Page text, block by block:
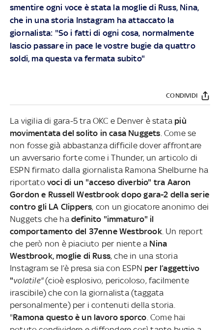
smentire ogni voce è stata la moglie di Russ, Nina,
che in una storia Instagram ha attaccato la
giornalista: "So i fatti di ogni cosa, normalmente
lascio passare in pace le vostre bugie da quattro
soldi, ma questa va fermata subito"
CONDIVIDI
La vigilia di gara-5 tra OKC e Denver è stata più
movimentata del solito in casa Nuggets . Come se
non fosse già abbastanza difficile dover affrontare
un avversario forte come i Thunder, un articolo di
ESPN firmato dalla giornalista Ramona Shelburne ha
riportato voci di un "acceso diverbio" tra Aaron
Gordon e Russell Westbrook dopo gara-2 della serie
contro gli LA Clippers, con un giocatore anonimo dei
Nuggets che ha definito "immaturo" il
comportamento del 37enne Westbrook. Un report
che però non è piaciuto per niente a Nina
Westbrook, moglie di Russ, che in una storia
Instagram se l’è presa sia con ESPN per l’aggettivo
"volatile"(cioè esplosivo, pericoloso, facilmente
irascibile) che con la giornalista (taggata
personalmente) per i contenuti della storia.
"Ramona questo è un lavoro sporco . Come hai